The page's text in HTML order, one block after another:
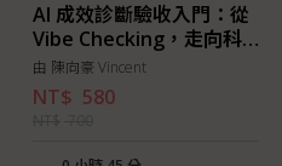
AI 成效診斷驗收入門：從
Vibe Checking，走向科
學化驗收
由 陳向豪 Vincent
NT$ 580